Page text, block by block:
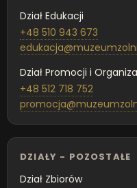
Dział Edukacji
+48 510 943 673
Dział Promocji i
+48 512 718 752
DZIAŁY - POZOSTAŁE
Dział Zbiorów